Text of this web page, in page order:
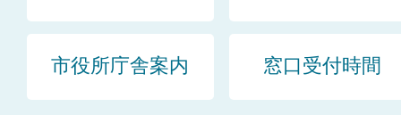
市役所庁舎案内 窓口受付時間